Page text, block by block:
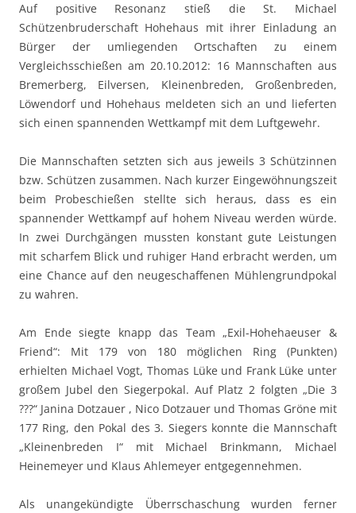
Auf positive Resonanz stieß die St. Michael
Schützenbruderschaft Hohehaus mit ihrer Einladung an
Bürger der umliegenden Ortschaften zu einem
Vergleichsschießen am 20.10.2012: 16 Mannschaften aus
Bremerberg, Eilversen, Kleinenbreden, Großenbreden,
Löwendorf und Hohehaus meldeten sich an und lieferten
sich einen spannenden Wettkampf mit dem Luftgewehr.
Die Mannschaften setzten sich aus jeweils 3 Schützinnen
bzw. Schützen zusammen. Nach kurzer Eingewöhnungszeit
beim Probeschießen stellte sich heraus, dass es ein
spannender Wettkampf auf hohem Niveau werden würde.
In zwei Durchgängen mussten konstant gute Leistungen
mit scharfem Blick und ruhiger Hand erbracht werden, um
eine Chance auf den neugeschaffenen Mühlengrundpokal
zu wahren.
Am Ende siegte knapp das Team „Exil-Hohehaeuser &
Friend“: Mit 179 von 180 möglichen Ring (Punkten)
erhielten Michael Vogt, Thomas Lüke und Frank Lüke unter
großem Jubel den Siegerpokal. Auf Platz 2 folgten „Die 3
???“ Janina Dotzauer , Nico Dotzauer und Thomas Gröne mit
177 Ring, den Pokal des 3. Siegers konnte die Mannschaft
„Kleinenbreden I“ mit Michael Brinkmann, Michael
Heinemeyer und Klaus Ahlemeyer entgegennehmen.
Als unangekündigte Überrschaschung wurden ferner